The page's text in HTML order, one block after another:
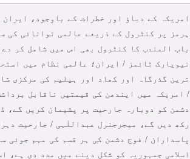
امریکہ کے دباؤ اور خطرات کے باوجود،
ہرمز پر کنٹرول کے ذریعے عالمی توانائی کی
باب المندب کا کنٹرول بھی اس میں شامل کر
نیویارک ٹائمز / ایران؛ عالمی نظام میں
/ امریکہ میں ایندھن کی قیمتیں ناقابل
دشمن کو دوبارہ جارحیت پر پشیمان کریں گے،
رکھ دیں گے، میجرجنرل عبداللٰہی / جارحیت
پاسداران / فوج دشمن کی ہر قسم کی مہم جوئی
اسلامی جمہوریہ کو شکل دینے میں مدد دی ہے،